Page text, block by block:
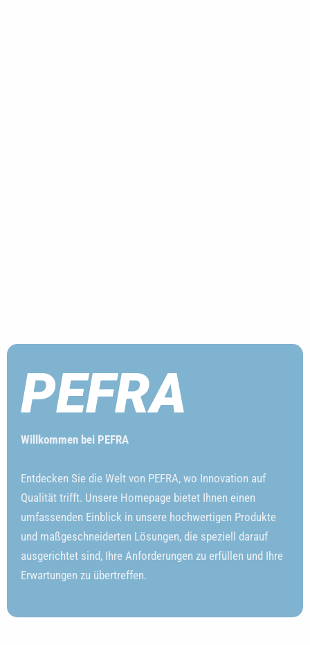
PEFRA
Willkommen bei PEFRA
Entdecken Sie die Welt von PEFRA, wo Innovation auf
Qualität trifft. Unsere Homepage bietet Ihnen einen
umfassenden Einblick in unsere hochwertigen Produkte
und maßgeschneiderten Lösungen, die speziell darauf
ausgerichtet sind, Ihre Anforderungen zu erfüllen und Ihre
Erwartungen zu übertreffen.